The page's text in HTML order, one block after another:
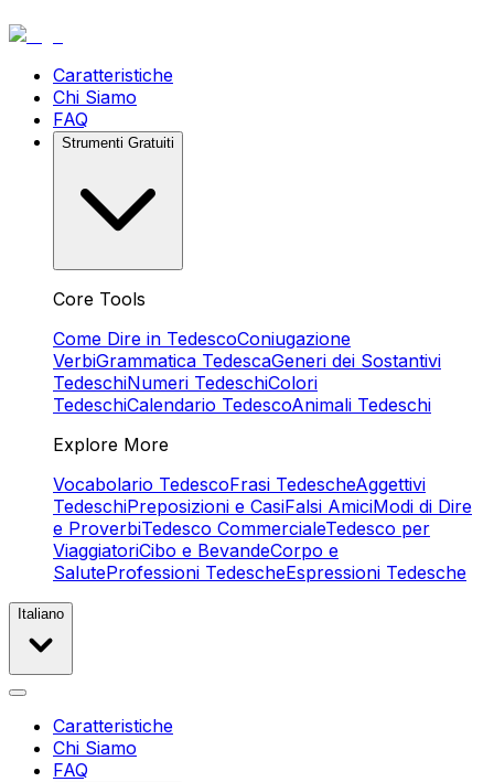
Caratteristiche
Chi Siamo
FAQ
Strumenti Gratuiti
Core Tools
Come Dire in TedescoConiugazione
VerbiGrammatica TedescaGeneri dei Sostantivi
TedeschiNumeri TedeschiColori
TedeschiCalendario TedescoAnimali Tedeschi
Explore More
Vocabolario TedescoFrasi TedescheAggettivi
TedeschiPreposizioni e CasiFalsi AmiciModi di Dire
e ProverbiTedesco CommercialeTedesco per
ViaggiatoriCibo e BevandeCorpo e
SaluteProfessioni TedescheEspressioni Tedesche
Italiano
Caratteristiche
Chi Siamo
FAQ